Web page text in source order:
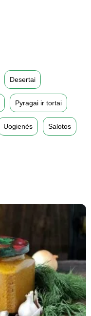
Desertai
Pyragai ir tortai
Uogienės Salotos